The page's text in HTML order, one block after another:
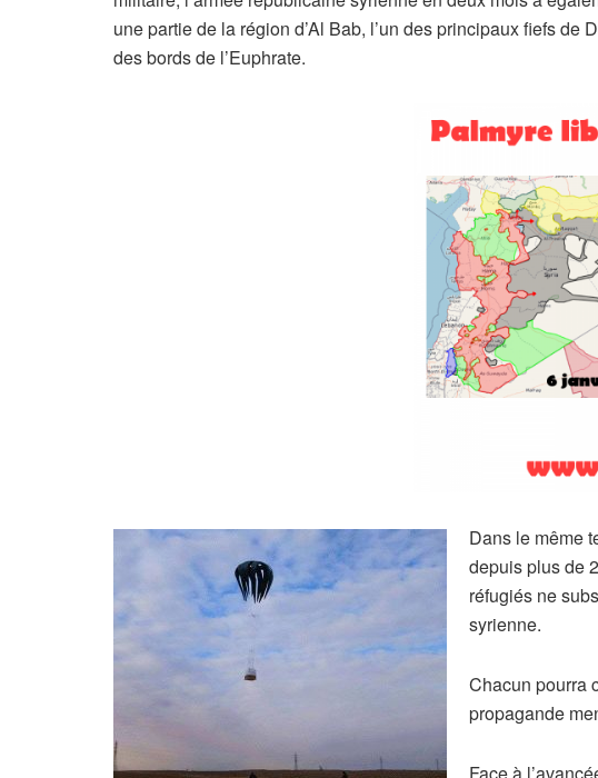
une partie de la région d’Al Bab, l’un des principaux fiefs
des bords de l’Euphrate.
Dans le même
depuis plus de
réfugiés ne
syrienne.
Chacun pourra
propagande